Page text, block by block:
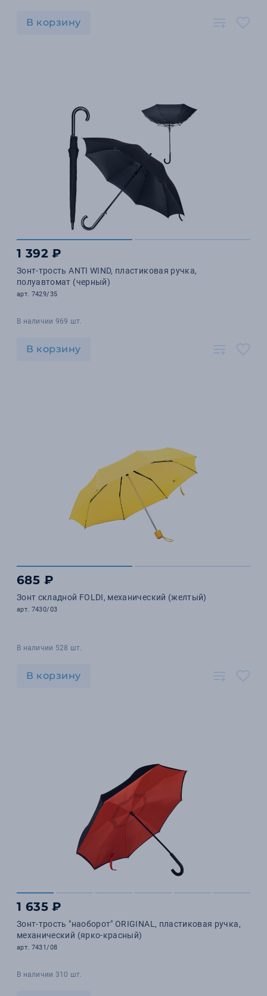
В корзину
1 392 ₽
Зонт-трость ANTI WIND, пластиковая ручка,
полуавтомат (черный)
арт. 7429/35
В наличии 969 шт.
В корзину
685 ₽
Зонт складной FOLDI, механический (желтый)
арт. 7430/03
В наличии 528 шт.
В корзину
1 635 ₽
Зонт-трость "наоборот" ORIGINAL, пластиковая ручка,
механический (ярко-красный)
арт. 7431/08
В наличии 310 шт.